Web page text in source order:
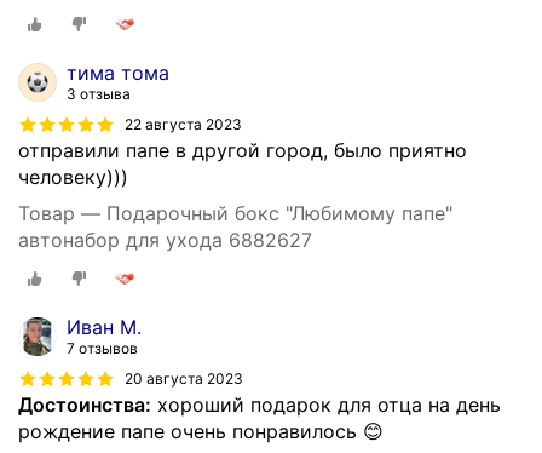
тима тома
3 отзыва
22 августа 2023
отправили папе в другой город, было приятно
человеку)))
Товар — Подарочный бокс "Любимому папе"
автонабор для ухода 6882627
Иван М.
7 отзывов
20 августа 2023
Достоинства: хороший подарок для отца на день
рождение папе очень понравилось 😊